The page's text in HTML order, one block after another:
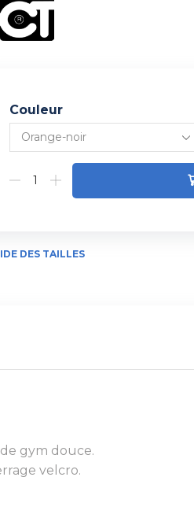
Couleur
DES TAILLES
gym douce.
velcro.